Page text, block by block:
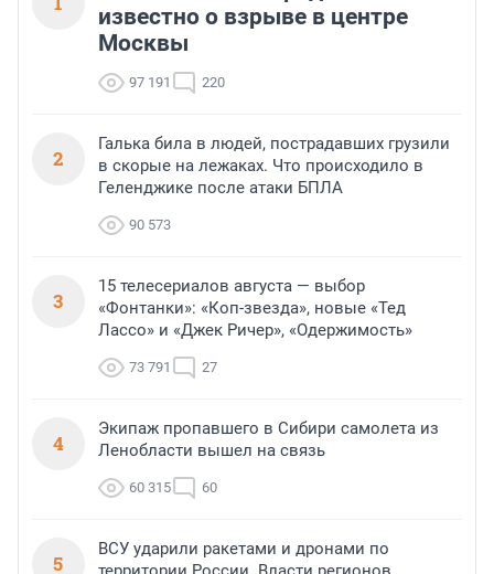
известно о взрыве в центре
Москвы
97 191 220
2
Галька била в людей, пострадавших грузили
в скорые на лежаках. Что происходило в
Геленджике после атаки БПЛА
90 573
3
15 телесериалов августа — выбор
«Фонтанки»: «Коп-звезда», новые «Тед
Лассо» и «Джек Ричер», «Одержимость»
73 791 27
4
Экипаж пропавшего в Сибири самолета из
Ленобласти вышел на связь
60 315 60
5
ВСУ ударили ракетами и дронами по